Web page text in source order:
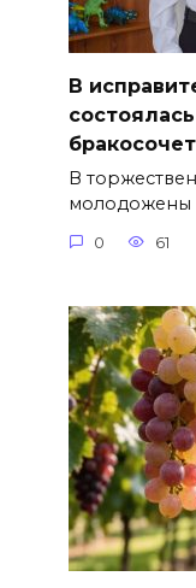
В
В
молодожены
0 61